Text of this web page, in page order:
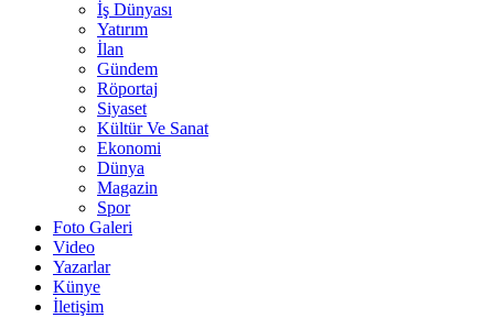
İş Dünyası
Yatırım
İlan
Gündem
Röportaj
Siyaset
Kültür Ve Sanat
Ekonomi
Dünya
Magazin
Spor
Foto Galeri
Video
Yazarlar
Künye
İletişim